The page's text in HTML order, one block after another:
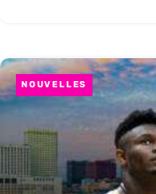
NOUVELLES